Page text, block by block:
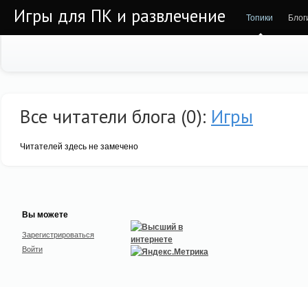
Игры для ПК и развлечение Топики
Все читатели блога (0): Игры
Читателей здесь не замечено
Вы можете
Зарегистрироваться
Войти